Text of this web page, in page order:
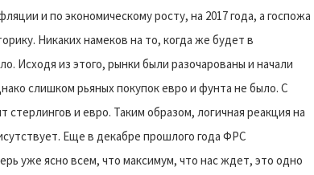
и по экономическому росту, на 2017 года, а госпожа
Никаких намеков на то, когда же будет в
Исходя из этого, рынки были разочарованы и начали
слишком рьяных покупок евро и фунта не было. С
и евро. Таким образом, логичная реакция на
Еще в декабре прошлого года ФРС
уже ясно всем, что максимум, что нас ждет, это одно